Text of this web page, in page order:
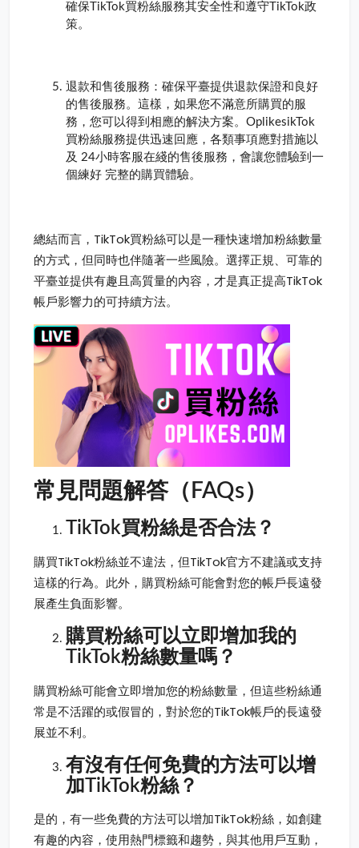
確保TikTok買粉絲服務其安全性和遵守TikTok政
策。
退款和售後服務：確保平臺提供退款保證和良好
的售後服務。這樣，如果您不滿意所購買的服
務，您可以得到相應的解決方案。OplikesikTok
買粉絲服務提供迅速回應，各類事項應對措施以
及 24小時客服在綫的售後服務，會讓您體驗到一
個練好 完整的購買體驗。
總結而言，TikTok買粉絲可以是一種快速增加粉絲數量
的方式，但同時也伴隨著一些風險。選擇正規、可靠的
平臺並提供有趣且高質量的內容，才是真正提高TikTok
帳戶影響力的可持續方法。
常見問題解答（FAQs）
TikTok買粉絲是否合法？
購買TikTok粉絲並不違法，但TikTok官方不建議或支持
這樣的行為。此外，購買粉絲可能會對您的帳戶長遠發
展產生負面影響。
購買粉絲可以立即增加我的
TikTok粉絲數量嗎？
購買粉絲可能會立即增加您的粉絲數量，但這些粉絲通
常是不活躍的或假冒的，對於您的TikTok帳戶的長遠發
展並不利。
有沒有任何免費的方法可以增
加TikTok粉絲？
是的，有一些免費的方法可以增加TikTok粉絲，如創建
有趣的內容，使用熱門標籤和趨勢，與其他用戶互動，